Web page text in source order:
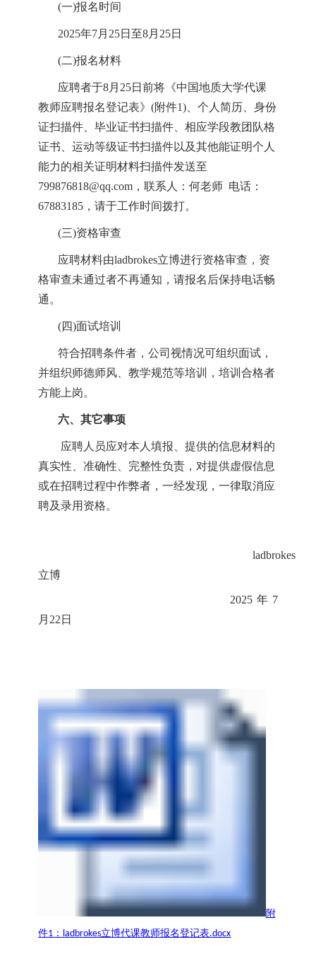
(一)报名时间
2025年7月 25日至8月 25日
(二)报名材料
应聘者于8月25日前将《中国地质大学代课
教师应聘报名登记表》(附件1)、个人简历、身份
证扫描件、毕业证书扫描件、相应学段教团队格
证书、运动等级证书扫描件以及其他能证明个人
能力的相关证明材料扫描件发送至
799876818@qq.com ，联系人：何老师 电话：
67883185，请于工作时间拨打。
(三)资格审查
应聘材料由ladbrokes立博进行资格审查，资
格审查未通过者不再通知，请报名后保持电话畅
通。
(四)面试培训
符合招聘条件者，公司视情况可组织面试，
并组织师德师风、教学规范等培训，培训合格者
方能上岗。
六、其它事项
应聘人员应对本人填报、提供的信息材料的
真实性、准确性、完整性负责，对提供虚假信息
或在招聘过程中作弊者，一经发现，一律取消应
聘及录用资格。
ladbrokes
立博
2025年7
月22日
附
件1：ladbrokes立博代课教师报名登记表.docx